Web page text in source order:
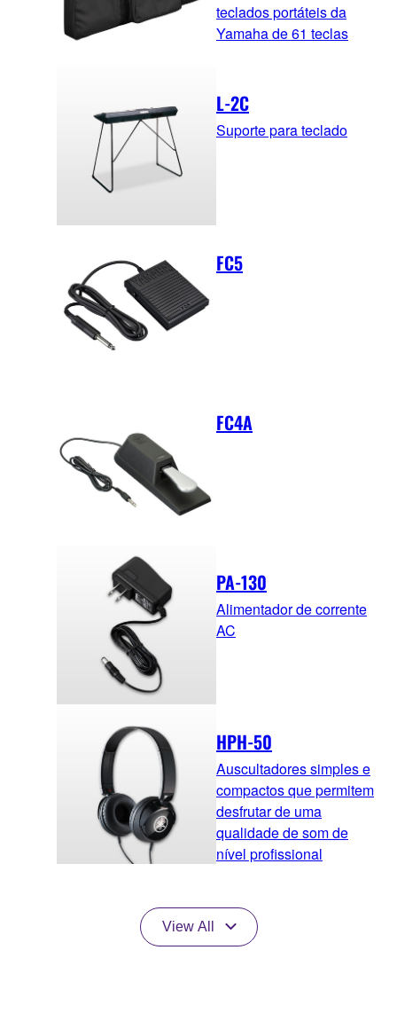
teclados portáteis da
Yamaha de 61 teclas
L-2C
Suporte para teclado
FC5
FC4A
PA-130
Alimentador de corrente
AC
HPH-50
Auscultadores simples e
compactos que permitem
desfrutar de uma
qualidade de som de
nível profissional
View All